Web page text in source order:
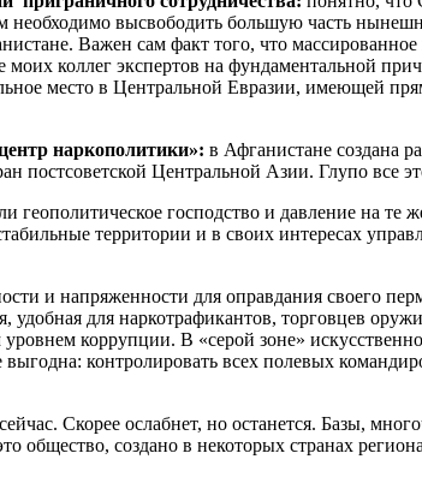
высвободить большую часть
Важен сам факт того, что
моих коллег экспертов на фундаментальной
место в Центральной Евразии, имеющей
наркополитики»: в Афганистане создана
постсоветской Центральной Азии. Глупо все
господство и давление на те
территории и в своих интересах
и напряженности для оправдания своего
удобная для наркотрафикантов, торговцев
коррупции. В «серой зоне»
контролировать всех полевых
Скорее ослабнет, но останется. Базы,
общество, создано в некоторых странах